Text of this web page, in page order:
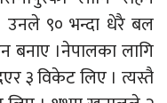
उनले‌ ९० भन्दा धेरै बल
बनाए ।नेपालका लागि
३ विकेट लिए । त्यस्तै